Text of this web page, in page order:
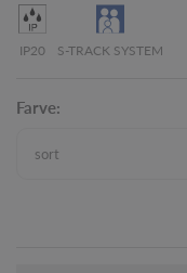
IP20 S-TRACK SYSTEM
Farve: